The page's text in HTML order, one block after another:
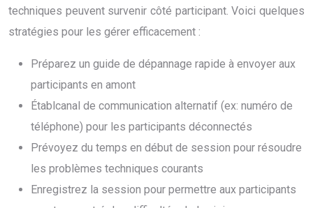
techniques peuvent survenir côté participant. Voici quelques
stratégies pour les gérer efficacement :
Préparez un guide de dépannage rapide à envoyer aux
participants en amont
Établcanal de communication alternatif (ex: numéro de
téléphone) pour les participants déconnectés
Prévoyez du temps en début de session pour résoudre
les problèmes techniques courants
Enregistrez la session pour permettre aux participants